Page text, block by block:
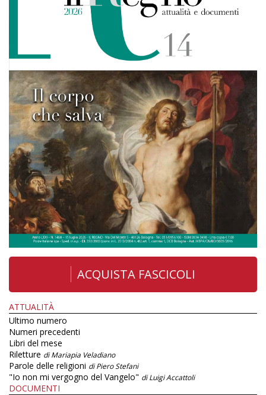
ACQUISTA FASCICOLI
ATTUALITÀ
Ultimo numero
Numeri precedenti
Libri del mese
Riletture di Mariapia Veladiano
Parole delle religioni di Piero Stefani
"Io non mi vergogno del Vangelo" di Luigi Accattoli
DOCUMENTI